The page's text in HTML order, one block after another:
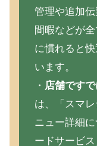
管理や追加
間暇などが
に慣れると
います。
・ 店舗です
は、「スマ
ニュー詳細
ードサービス